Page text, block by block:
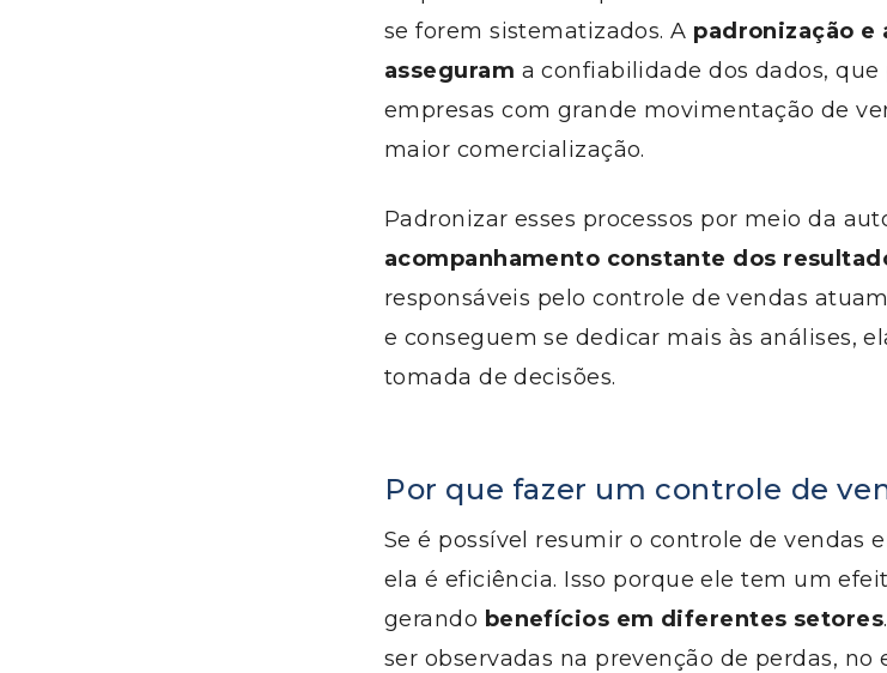
se forem sistematizados. A padronização e
asseguram a confiabilidade dos dados,
empresas com grande movimentação de
maior comercialização.
Padronizar esses processos por meio da
acompanhamento constante dos
responsáveis pelo controle de vendas
e conseguem se dedicar mais às análises,
tomada de decisões.
Por que fazer um controle de
Se é possível resumir o controle de vendas
ela é eficiência. Isso porque ele tem um
gerando benefícios em diferentes setores
ser observadas na prevenção de perdas,